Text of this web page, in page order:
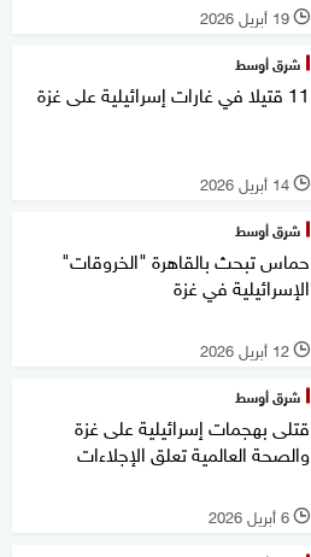
l 19 أبريل 2026
شرق أوسط
11 قتيلا في غارات إسرائيلية على غزة
l 14 أبريل 2026
شرق أوسط
حماس تبحث بالقاهرة "الخروقات"
الإسرائيلية في غزة
l 12 أبريل 2026
شرق أوسط
قتلى بهجمات إسرائيلية على غزة
والصحة العالمية تعلق الإجلاءات
l 6 أبريل 2026